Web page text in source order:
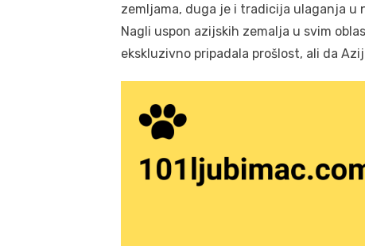
zemljama, duga je i tradicija ulaganja u
Nagli uspon azijskih zemalja u svim
ekskluzivno pripadala prošlost, ali da